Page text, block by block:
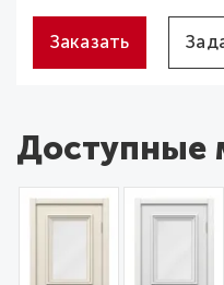
Заказать
Доступные